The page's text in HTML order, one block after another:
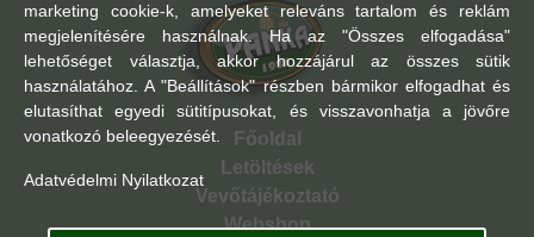
Főoldal
Letöltések
Vevőtájékoztató
Webshop
marketing cookie-k, amelyeket releváns tartalom és reklám
megjelenítésére használnak. Ha az "Összes elfogadása"
lehetőséget választja, akkor hozzájárul az összes sütik
használatához. A "Beállítások" részben bármikor elfogadhat és
elutasíthat egyedi sütitípusokat, és visszavonhatja a jövőre
vonatkozó beleegyezését.
Adatvédelmi Nyilatkozat